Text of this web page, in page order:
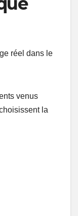
réel dans le
venus
la